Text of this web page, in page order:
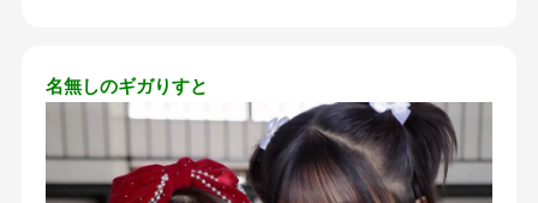
名無しのギガりすと